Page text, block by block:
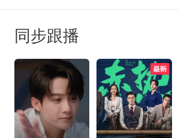
同步跟播